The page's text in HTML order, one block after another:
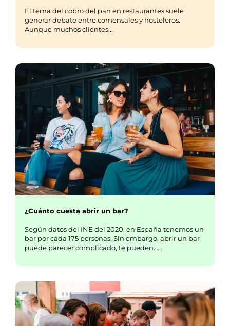
El tema del cobro del pan en restaurantes suele
generar debate entre comensales y hosteleros.
Aunque muchos clientes...
¿Cuánto cuesta abrir un bar?
Según datos del INE del 2020, en España tenemos un
bar por cada 175 personas. Sin embargo, abrir un bar
puede parecer complicado, te pueden……